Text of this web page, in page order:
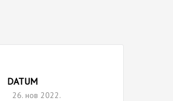
DATUM
26. нов 2022.